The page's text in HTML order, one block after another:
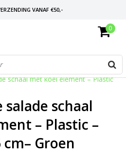
VANAF €50,-
EN 30 DAGEN BEDENKTIJD
0
schaal met koel element – Plastic
schaal
– Plastic –
cm– Groen